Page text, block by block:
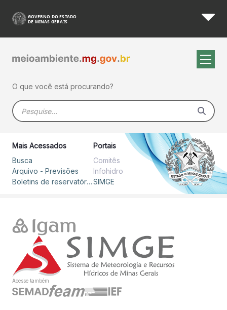
Pular para o Conteúdo principal
Busca - SIMGE
O que você está procurando?
Barra de busca
Mais Acessados
Busca
Arquivo - Previsões
Boletins de reservatórios
Portais
Comitês
Infohidro
SIMGE
Acesse também